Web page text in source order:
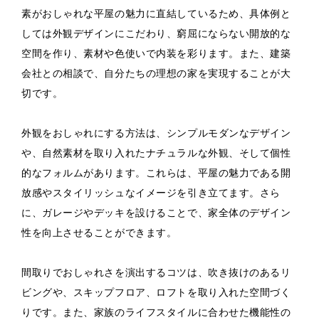
素がおしゃれな平屋の魅力に直結しているため、具体例と
しては外観デザインにこだわり、窮屈にならない開放的な
空間を作り、素材や色使いで内装を彩ります。また、建築
会社との相談で、自分たちの理想の家を実現することが大
切です。
外観をおしゃれにする方法は、シンプルモダンなデザイン
や、自然素材を取り入れたナチュラルな外観、そして個性
的なフォルムがあります。これらは、平屋の魅力である開
放感やスタイリッシュなイメージを引き立てます。さら
に、ガレージやデッキを設けることで、家全体のデザイン
性を向上させることができます。
間取りでおしゃれさを演出するコツは、吹き抜けのあるリ
ビングや、スキップフロア、ロフトを取り入れた空間づく
りです。また、家族のライフスタイルに合わせた機能性の